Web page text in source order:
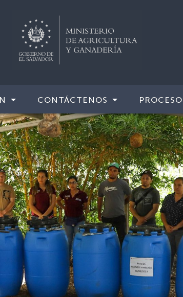
CONTÁCTENOS